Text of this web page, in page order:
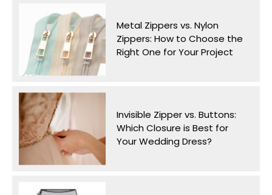
Metal Zippers vs. Nylon
Zippers: How to Choose the
Right One for Your Project
Invisible Zipper vs. Buttons:
Which Closure is Best for
Your Wedding Dress?